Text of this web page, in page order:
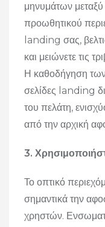
μηνυμάτων μεταξύ
προωθητικού
landing σας,
και μειώνετε τις
Η καθοδήγηση
σελίδες landing
του πελάτη,
από την αρχική
3.
Το οπτικό
σημαντικά την
χρηστών.